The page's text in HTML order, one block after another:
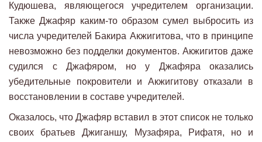
Кудюшева, являющегося учредителем организации.
Также Джафяр каким-то образом сумел выбросить из
числа учредителей Бакира Акжигитова, что в принципе
невозможно без подделки документов. Акжигитов даже
судился с Джафяром, но у Джафяра оказались
убедительные покровители и Акжигитову отказали в
восстановлении в составе учредителей.
Оказалось, что Джафяр вставил в этот список не только
своих братьев Джиганшу, Музафяра, Рифатя, но и